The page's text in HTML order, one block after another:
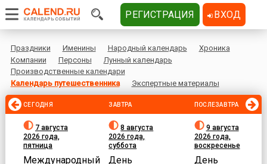
Праздники Именины Народный календарь
Хроника
Компании
Персоны
Лунный календарь
Производственные календари
Календарь путешественника
Экспертные материалы
СЕГОДНЯ
7 августа
2026 года,
пятница
Международный
ЗАВТРА
8 августа
2026 года,
суббота
День
ПОСЛЕЗАВТРА
9 августа
2026 года,
воскресенье
День
РЕГИСТРАЦИЯ ВХОД